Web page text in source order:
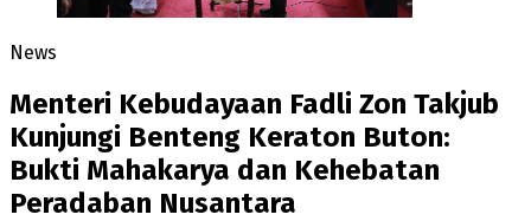
News
Menteri Kebudayaan Fadli Zon Takjub
Kunjungi Benteng Keraton Buton:
Bukti Mahakarya dan Kehebatan
Peradaban Nusantara